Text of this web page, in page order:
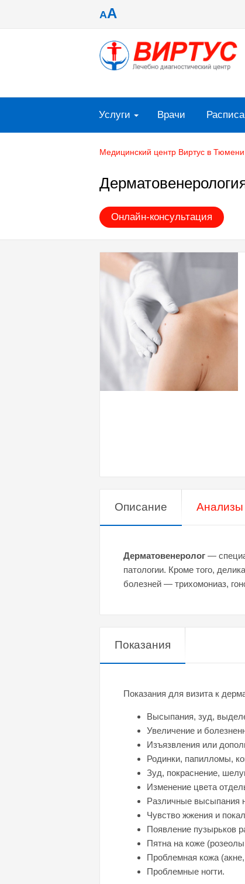
AA
Услуги Врачи
Медицинский центр Виртус в Тюмени
Онлайн-консультация
Описание Анализы
Дерматовенеролог —
патологии. Кроме того,
болезней — трихомониаз,
Показания
Показания для визита к
Высыпания, зуд,
Увеличение и
Изъязвления или
Родинки, папилломы,
Зуд, покраснение,
Изменение цвета
Различные высыпания
Чувство жжения и
Появление пузырьков
Пятна на коже
Проблемная кожа
Проблемные ногти.